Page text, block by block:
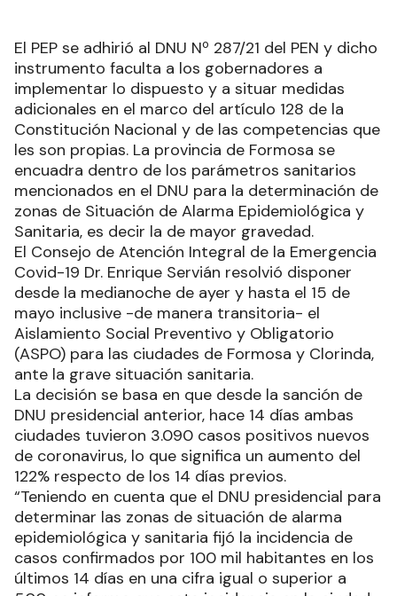
El PEP se adhirió al DNU Nº 287/21 del PEN y dicho
instrumento faculta a los gobernadores a
implementar lo dispuesto y a situar medidas
adicionales en el marco del artículo 128 de la
Constitución Nacional y de las competencias que
les son propias. La provincia de Formosa se
encuadra dentro de los parámetros sanitarios
mencionados en el DNU para la determinación de
zonas de Situación de Alarma Epidemiológica y
Sanitaria, es decir la de mayor gravedad.
El Consejo de Atención Integral de la Emergencia
Covid-19 Dr. Enrique Servián resolvió disponer
desde la medianoche de ayer y hasta el 15 de
mayo inclusive -de manera transitoria- el
Aislamiento Social Preventivo y Obligatorio
(ASPO) para las ciudades de Formosa y Clorinda,
ante la grave situación sanitaria.
La decisión se basa en que desde la sanción de
DNU presidencial anterior, hace 14 días ambas
ciudades tuvieron 3.090 casos positivos nuevos
de coronavirus, lo que significa un aumento del
122% respecto de los 14 días previos.
“Teniendo en cuenta que el DNU presidencial para
determinar las zonas de situación de alarma
epidemiológica y sanitaria fijó la incidencia de
casos confirmados por 100 mil habitantes en los
últimos 14 días en una cifra igual o superior a